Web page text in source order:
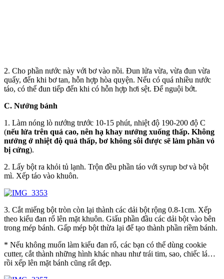
2. Cho phần nước này với bơ vào nồi. Đun lửa vừa, vừa đun vừa
quấy, đến khi bơ tan, hỗn hợp hòa quyện. Nếu có quá nhiều nước
táo, có thể đun tiếp đến khi có hỗn hợp hơi sệt. Để nguội bớt.
C. Nướng bánh
1. Làm nóng lò nướng trước 10-15 phút, nhiệt độ 190-200 độ C
(nếu lửa trên quá cao, nên hạ khay nướng xuống thấp. Không
nướng ở nhiệt độ quá thấp, bơ không sôi được sẽ làm phần vỏ
bị cứng).
2. Lấy bột ra khỏi tủ lạnh. Trộn đều phần táo với syrup bơ và bột
mì. Xếp táo vào khuôn.
3. Cắt miếng bột tròn còn lại thành các dải bột rộng 0.8-1cm. Xếp
theo kiểu đan rổ lên mặt khuôn. Giấu phần đầu các dải bột vào bên
trong mép bánh. Gấp mép bột thừa lại để tạo thành phần riềm bánh.
* Nếu không muốn làm kiểu đan rổ, các bạn có thể dùng cookie
cutter, cắt thành những hình khác nhau như trái tim, sao, chiếc lá…
rồi xếp lên mặt bánh cũng rất đẹp.